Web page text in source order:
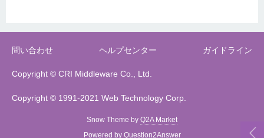
問い合わせ ヘルプセンター ガイドライン
Copyright © CRI Middleware Co., Ltd.
Copyright © 1991-2021 Web Technology Corp.
Snow Theme by Q2A Market
Powered by Question2Answer